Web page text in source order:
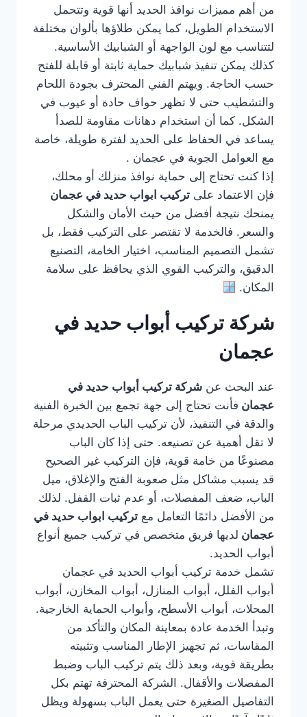
من أهم مميزات نوافذ الحديد أنها قوية وتتحمل
الاستخدام الطويل، كما يمكن طلاؤها بألوان مختلفة
لتتناسب مع لون الواجهة أو الشبابيك الأساسية.
كذلك يمكن تنفيذ شبابيك حماية ثابتة أو قابلة للفتح
حسب الحاجة. ويهتم الفني المحترف بجودة اللحام
والتشطيب حتى لا تظهر حواف حادة أو عيوب في
الشكل. كما أن استخدام دهانات مقاومة للصدأ
يساعد في الحفاظ على الحديد لفترة طويلة، خاصة
مع العوامل الجوية في عجمان .
إذا كنت تحتاج إلى حماية نوافذ منزلك أو محلك،
فإن الاعتماد على تركيب ابواب حديد في عجمان
يمنحك نتيجة أفضل من حيث الأمان والشكل
والسعر. فالخدمة لا تقتصر على التركيب فقط، بل
تشمل التصميم المناسب، اختيار الخامة، التصنيع
الدقيق، والتركيب القوي الذي يحافظ على سلامة
المكان.
شركة تركيب أبواب حديد في
عجمان
عند البحث عن شركة تركيب أبواب حديد في
عجمان فأنت تحتاج إلى جهة تجمع بين الخبرة الفنية
والدقة في التنفيذ، لأن تركيب الباب الحديدي مرحلة
لا تقل أهمية عن تصنيعه. حتى إذا كان الباب
مصنوعًا من خامة قوية، فإن التركيب غير الصحيح
قد يسبب مشاكل مثل صعوبة الفتح والإغلاق، ميل
الباب، ضعف المفصلات، أو عدم ثبات القفل. لذلك
من الأفضل دائمًا التعامل مع تركيب ابواب حديد في
عجمان لديها فريق متخصص في تركيب جميع أنواع
أبواب الحديد.
تشمل خدمة تركيب أبواب الحديد في عجمان
أبواب الفلل، أبواب المنازل، أبواب المخازن، أبواب
المحلات، أبواب الأسطح، وأبواب الحماية الخارجية.
وتبدأ الخدمة عادة بمعاينة المكان والتأكد من
المقاسات، ثم تجهيز الإطار المناسب وتثبيته
بطريقة قوية، وبعد ذلك يتم تركيب الباب وضبط
المفصلات والأقفال. الشركة المحترفة تهتم بكل
التفاصيل الصغيرة حتى يعمل الباب بسهولة ويظل